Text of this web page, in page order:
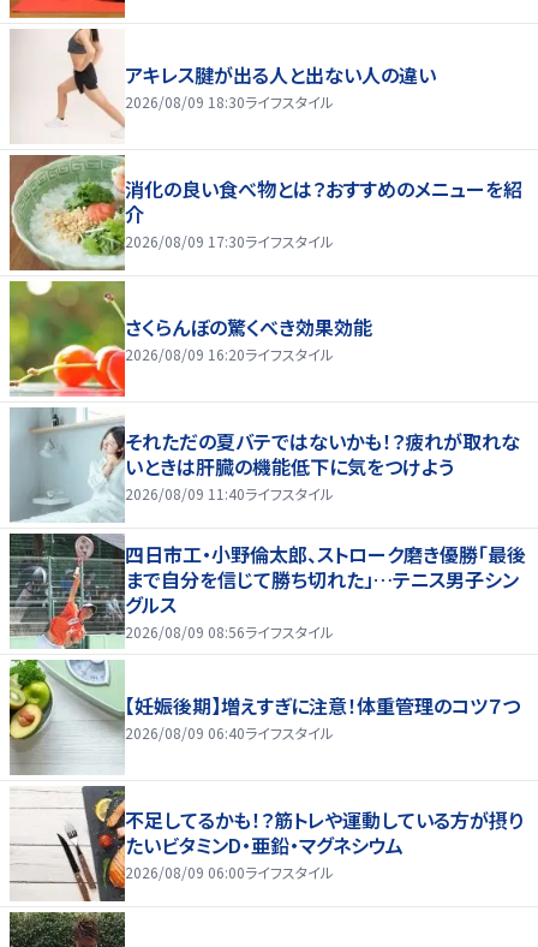
アキレス腱が出る人と出ない人の違い
2026/08/09 18:30ライフスタイル
消化の良い食べ物とは？おすすめのメニューを紹
介
2026/08/09 17:30ライフスタイル
さくらんぼの驚くべき効果効能
2026/08/09 16:20ライフスタイル
それただの夏バテではないかも！？疲れが取れな
いときは肝臓の機能低下に気をつけよう
2026/08/09 11:40ライフスタイル
四日市工・小野倫太郎、ストローク磨き優勝「最後
まで自分を信じて勝ち切れた」…テニス男子シン
グルス
2026/08/09 08:56ライフスタイル
【妊娠後期】増えすぎに注意！体重管理のコツ７つ
2026/08/09 06:40ライフスタイル
不足してるかも！？筋トレや運動している方が摂り
たいビタミンD・亜鉛・マグネシウム
2026/08/09 06:00ライフスタイル